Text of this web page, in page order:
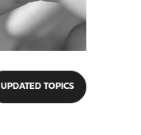
UPDATED TOPICS